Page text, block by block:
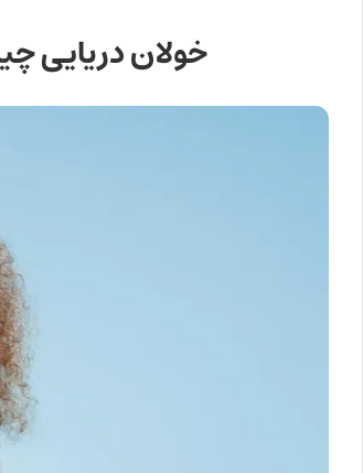
خولان دریایی